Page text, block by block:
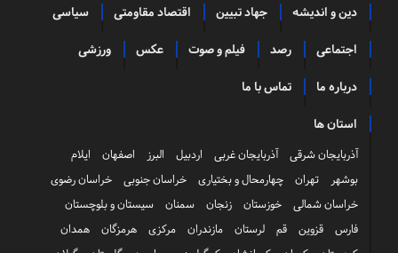
دین و اندیشه جهاد تبیین اقتصاد مقاومتی سیاسی
اجتماعی رصد فیلم و صوت عکس ورزشی
درباره ما تماس با ما
استان ها
آذربایجان شرقی آذربایجان غربی اردبیل البرز اصفهان
ایلام
بوشهر
تهران چهارمحال و بختیاری خراسان جنوبی
خراسان رضوی
خراسان شمالی
خوزستان زنجان سمنان
سیستان و بلوچستان
فارس
قزوین قم لرستان مازندران مرکزی هرمزگان
همدان